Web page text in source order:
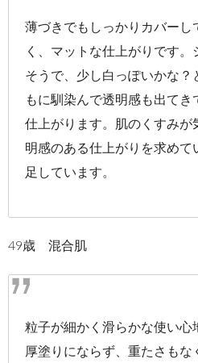
薄づきでもしっかりカバーし
く、マットな仕上がりです
そうで、少し白っぽいかな？
もに馴染んで透明感も出てき
仕上がります。肌のくすみが
明感のある仕上がりを求めて
足しています。
49歳 混合肌
粒子が細かく滑らかな使い心
厚塗りにならず、重たさも